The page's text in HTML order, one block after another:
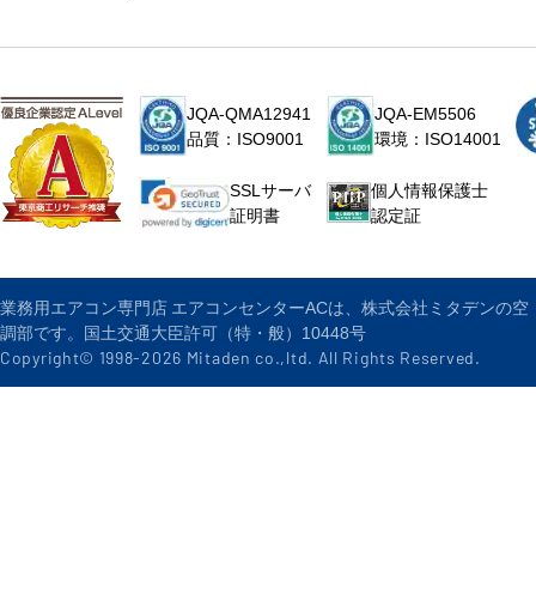
JQA-QMA12941
品質：ISO9001
JQA-EM5506
環境：ISO14001
SSLサーバ
証明書
個人情報保護士
認定証
業務用エアコン専門店 エアコンセンターACは、株式会社ミタデンの空
調部です。国土交通大臣許可（特・般）10448号
Copyright© 1998-2026 Mitaden co.,ltd. All Rights Reserved.